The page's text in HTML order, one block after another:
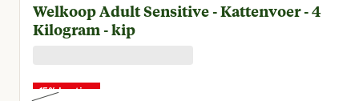
Welkoop Adult Sensitive - Kattenvoer - 4
Kilogram - kip
15% korting